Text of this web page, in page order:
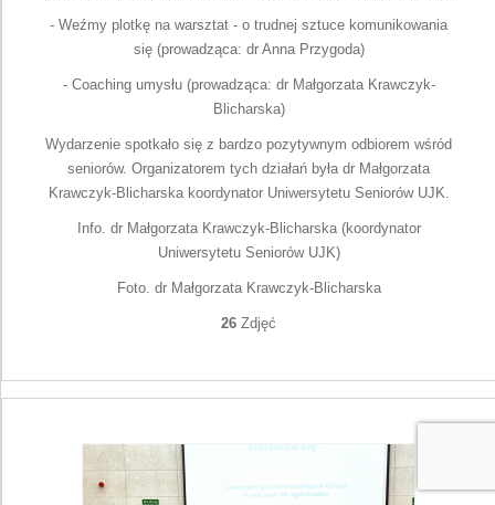
- Weźmy plotkę na warsztat - o trudnej sztuce komunikowania
się (prowadząca: dr Anna Przygoda)
- Coaching umysłu (prowadząca: dr Małgorzata Krawczyk-
Blicharska)
Wydarzenie spotkało się z bardzo pozytywnym odbiorem wśród
seniorów. Organizatorem tych działań była dr Małgorzata
Krawczyk-Blicharska koordynator Uniwersytetu Seniorów UJK.
Info. dr Małgorzata Krawczyk-Blicharska (koordynator
Uniwersytetu Seniorów UJK)
Foto. dr Małgorzata Krawczyk-Blicharska
26 Zdjęć